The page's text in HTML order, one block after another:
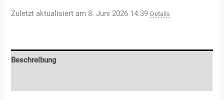
Zuletzt aktualisiert am 8. Juni 2026 14:39 Details
Beschreibung